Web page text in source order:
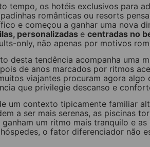
tempo, os hotéis exclusivos para
românticas ou resorts
e começou a ganhar uma nova
personalizadas ecentradas no
only, não apenas por motivos
desta tendência acompanha uma
de anos marcados por ritmos
viajantes procuram agora
que privilegie descanso e
um contexto tipicamente familiar
a ser mais serenas, as piscinas
um ritmo mais tranquilo e
o fator diferenciador não